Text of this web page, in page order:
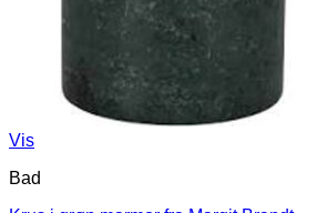
Vis
Bad